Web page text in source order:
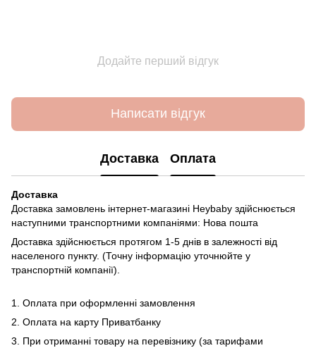
Додайте перший відгук
Написати відгук
Доставка Оплата
Доставка
Доставка замовлень інтернет-магазині Heybaby здійснюється
наступними транспортними компаніями: Нова пошта
Доставка здійснюється протягом 1-5 днів в залежності від
населеного пункту. (Точну інформацію уточнюйте у
транспортній компанії).
1. Оплата при оформленні замовлення
2. Оплата на карту Приватбанку
3. При отриманні товару на перевізнику (за тарифами